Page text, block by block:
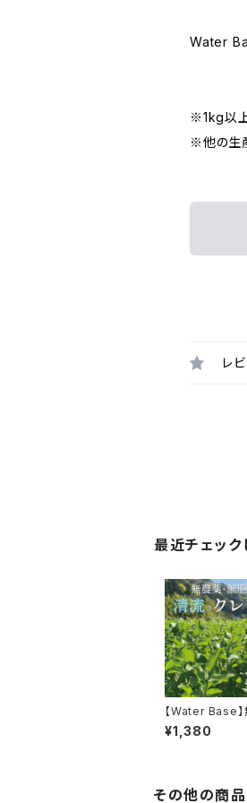
Water
※1kg以上
※他の生
レ
最近チェック
【Water Base】
薬・無肥料 鏡
流で育った新鮮
¥1,380
その他の商品